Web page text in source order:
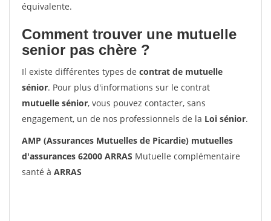
équivalente.
Comment trouver une mutuelle
senior pas chère ?
Il existe différentes types de contrat de mutuelle
sénior. Pour plus d'informations sur le contrat
mutuelle sénior, vous pouvez contacter, sans
engagement, un de nos professionnels de la Loi sénior.
AMP (Assurances Mutuelles de Picardie) mutuelles
d'assurances 62000 ARRAS Mutuelle complémentaire
santé à ARRAS